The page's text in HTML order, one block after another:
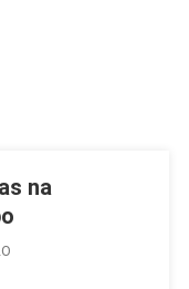
na